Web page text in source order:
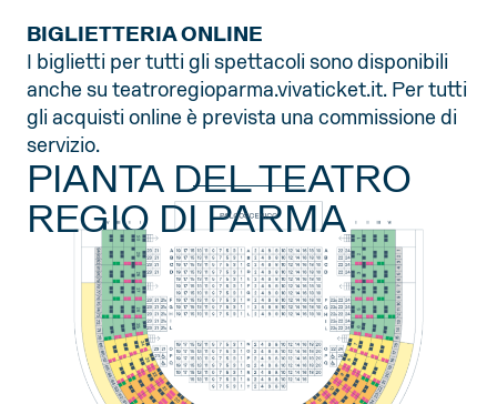
BIGLIETTERIA ONLINE
I biglietti per tutti gli spettacoli sono disponibili
anche su teatroregioparma.vivaticket.it. Per tutti
gli acquisti online è prevista una commissione di
servizio.
PIANTA DEL TEATRO
REGIO DI PARMA